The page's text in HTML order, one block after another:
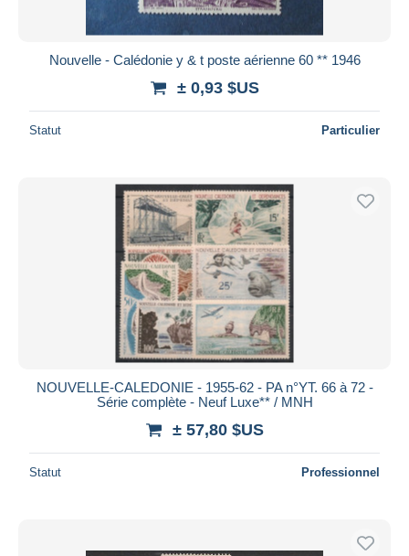
Nouvelle - Calédonie y & t poste aérienne 60 ** 1946
± 0,93 $US
Statut Particulier
NOUVELLE-CALEDONIE - 1955-62 - PA n°YT. 66 à 72 -
Série complète - Neuf Luxe** / MNH
± 57,80 $US
Statut Professionnel